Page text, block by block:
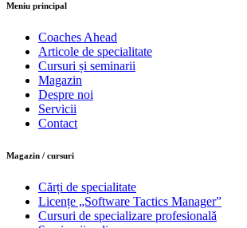
Meniu principal
Coaches Ahead
Articole de specialitate
Cursuri și seminarii
Magazin
Despre noi
Servicii
Contact
Magazin / cursuri
Cărți de specialitate
Licențe „Software Tactics Manager”
Cursuri de specializare profesională